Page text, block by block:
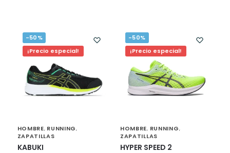
-50%
¡Precio especial!
HOMBRE, RUNNING,
ZAPATILLAS
KABUKI
-50%
¡Precio especial!
HOMBRE, RUNNING,
ZAPATILLAS
HYPER SPEED 2